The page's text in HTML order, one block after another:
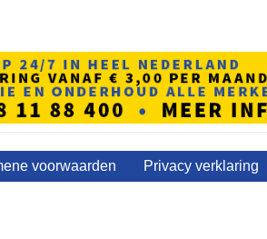
voorwaarden Privacy verklaring